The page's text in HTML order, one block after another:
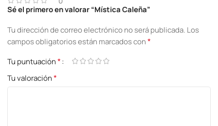
Sé el primero en valorar “Mística Caleña”
Tu dirección de correo electrónico no será publicada. Los
campos obligatorios están marcados con*
Tu puntuación*
Tu valoración*